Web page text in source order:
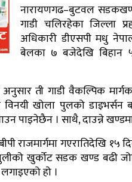
नारायणगढ–बुटवल
गाडी चलिरहेका जिल्ला
अधिकारी डीएसपी मधु
बेलका ७ बजेदेखि बिहान
ती गाडी वैकल्पिक मार्गका
विनयी खोला पुलको
पाइनेछैन । साथै, दाउन्ने
राजमार्गमा गएरातिदेखि १५
खुर्कोट सडक खण्ड
हो ।